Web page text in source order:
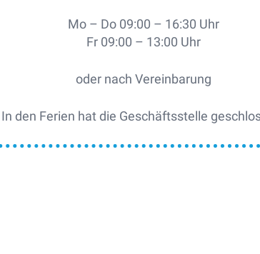
Mo – Do 09:00 – 16:30 Uhr
Fr 09:00 – 13:00 Uhr
oder nach Vereinbarung
In den Ferien hat die Geschäftsstelle